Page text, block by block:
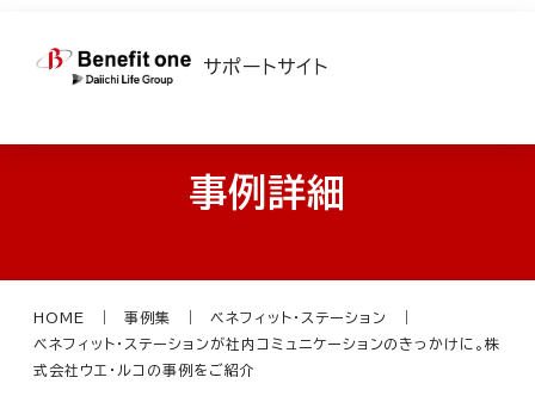
サポートサイト
事例詳細
HOME 事例集
ベネフィット・ステーション
ベネフィット・ステーションが社内コミュニケーションのきっかけに。株
式会社ウエ・ルコの事例をご紹介